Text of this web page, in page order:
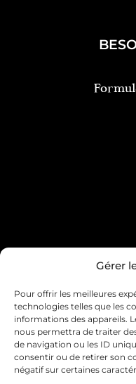
Gérer
Pour offrir les meilleures
technologies telles que les
informations des appareils.
nous permettra de traiter
de navigation ou les ID
consentir ou de retirer son
négatif sur certaines
Mentions